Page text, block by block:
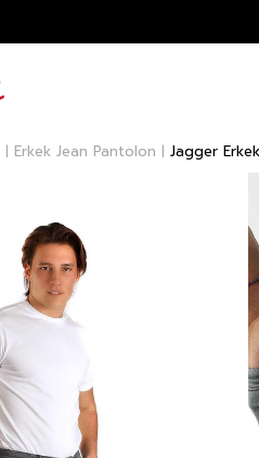
Erkek Jean Pantolon Jagger